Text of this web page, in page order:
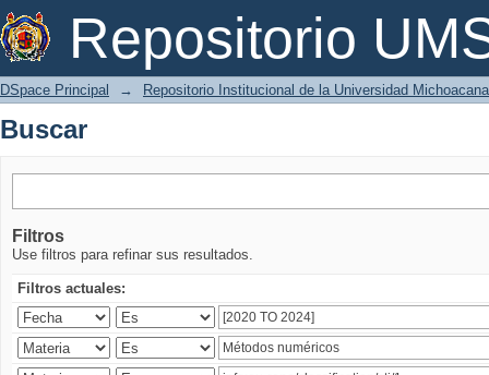
Repositorio
Buscar
DSpace Principal → Repositorio Institucional de la Universidad
Buscar
Filtros
Use filtros para refinar sus resultados.
Filtros actuales: